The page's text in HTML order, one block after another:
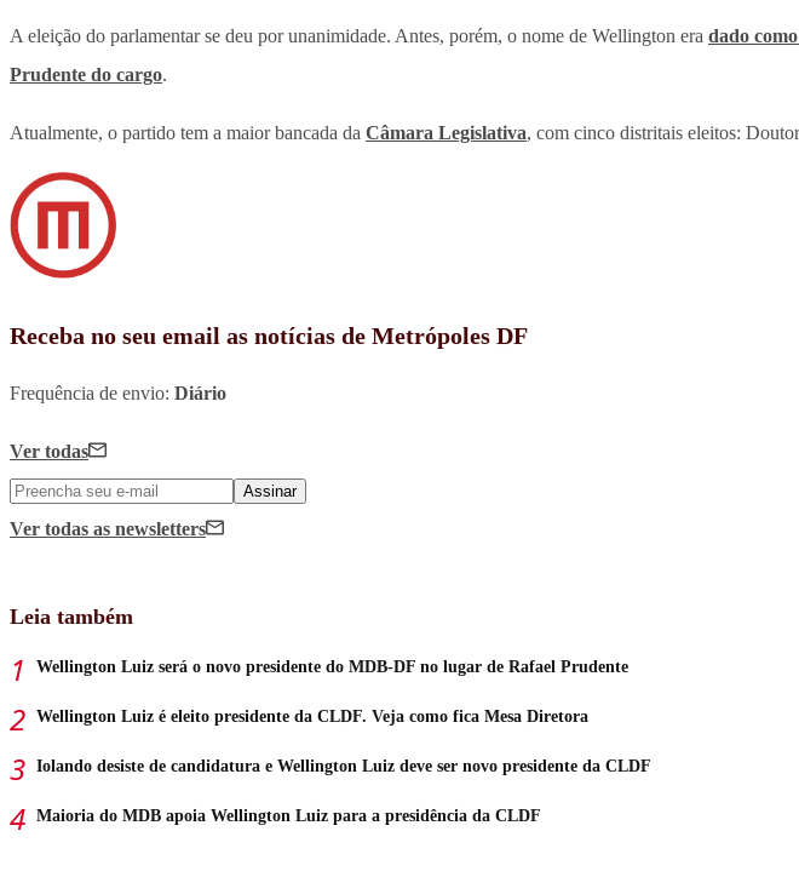
A eleição do parlamentar se deu por unanimidade. Antes, porém, o nome de Wellington era dado
Prudente do cargo.
Atualmente, o partido tem a maior bancada da Câmara Legislativa, com cinco distritais eleitos:
Receba no seu email as notícias de Metrópoles DF
Frequência de envio: Diário
Ver todas
Assinar
Ver todas as newsletters
Leia também
Wellington Luiz será o novo presidente do MDB-DF no lugar de Rafael Prudente
Wellington Luiz é eleito presidente da CLDF. Veja como fica Mesa Diretora
Iolando desiste de candidatura e Wellington Luiz deve ser novo presidente da CLDF
Maioria do MDB apoia Wellington Luiz para a presidência da CLDF